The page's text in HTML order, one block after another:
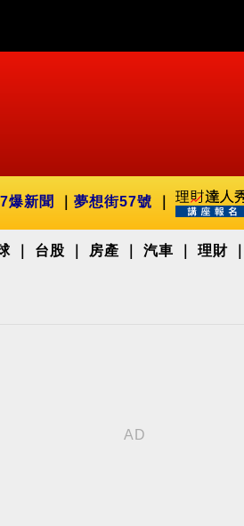
爆新聞 夢想街57號
台股 房產 汽車 理財